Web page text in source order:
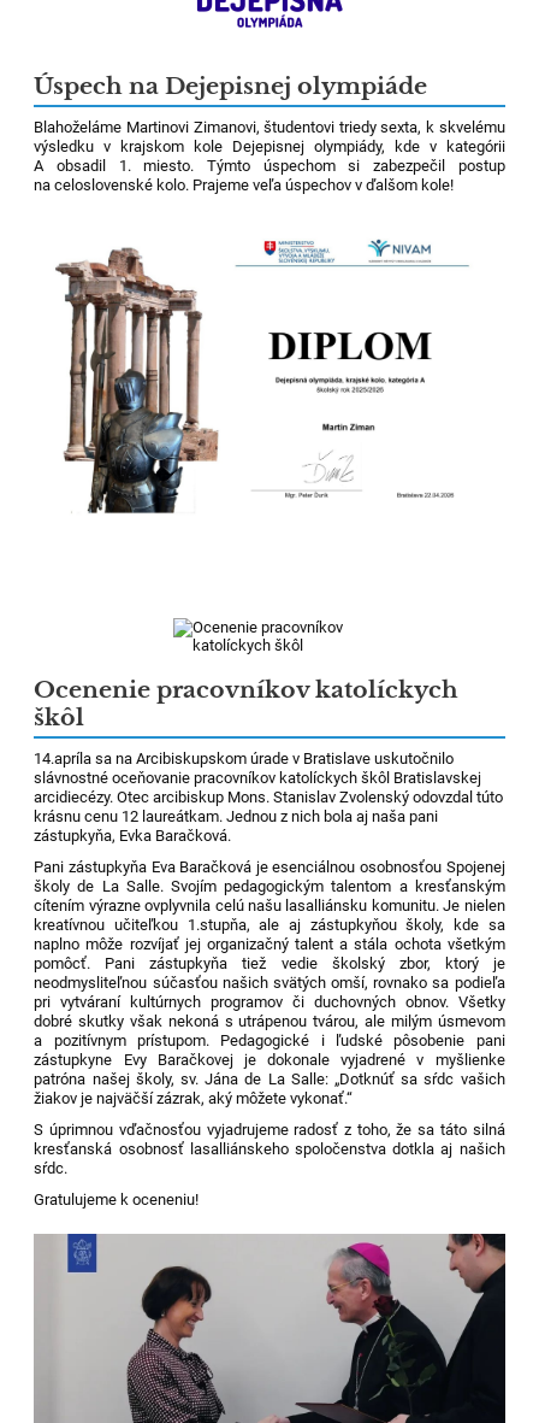
Úspech na Dejepisnej olympiáde
Blahoželáme Martinovi Zimanovi, študentovi triedy sexta, k skvelému
výsledku v krajskom kole Dejepisnej olympiády, kde v kategórii
A obsadil 1. miesto. Týmto úspechom si zabezpečil postup
na celoslovenské kolo. Prajeme veľa úspechov v ďalšom kole!
Ocenenie pracovníkov katolíckych
škôl
14.apríla sa na Arcibiskupskom úrade v Bratislave uskutočnilo
slávnostné oceňovanie pracovníkov katolíckych škôl Bratislavskej
arcidiecézy. Otec arcibiskup Mons. Stanislav Zvolenský odovzdal túto
krásnu cenu 12 laureátkam. Jednou z nich bola aj naša pani
zástupkyňa, Evka Baračková.
Pani zástupkyňa Eva Baračková je esenciálnou osobnosťou Spojenej
školy de La Salle. Svojím pedagogickým talentom a kresťanským
cítením výrazne ovplyvnila celú našu lasalliánsku komunitu. Je nielen
kreatívnou učiteľkou 1.stupňa, ale aj zástupkyňou školy, kde sa
naplno môže rozvíjať jej organizačný talent a stála ochota všetkým
pomôcť. Pani zástupkyňa tiež vedie školský zbor, ktorý je
neodmysliteľnou súčasťou našich svätých omší, rovnako sa podieľa
pri vytváraní kultúrnych programov či duchovných obnov. Všetky
dobré skutky však nekoná s utrápenou tvárou, ale milým úsmevom
a pozitívnym prístupom. Pedagogické i ľudské pôsobenie pani
zástupkyne Evy Baračkovej je dokonale vyjadrené v myšlienke
patróna našej školy, sv. Jána de La Salle: „Dotknúť sa sŕdc vašich
žiakov je najväčší zázrak, aký môžete vykonať.“
S úprimnou vďačnosťou vyjadrujeme radosť z toho, že sa táto silná
kresťanská osobnosť lasalliánskeho spoločenstva dotkla aj našich
sŕdc.
Gratulujeme k oceneniu!